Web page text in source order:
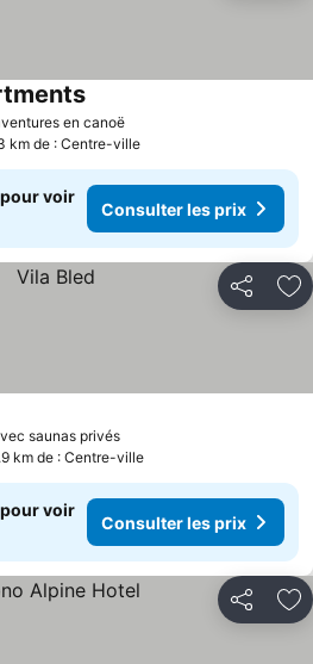
en canoë
km de : Centre-ville
voir
Consulter les prix
Partager
saunas privés
km de : Centre-ville
voir
Consulter les prix
Partager